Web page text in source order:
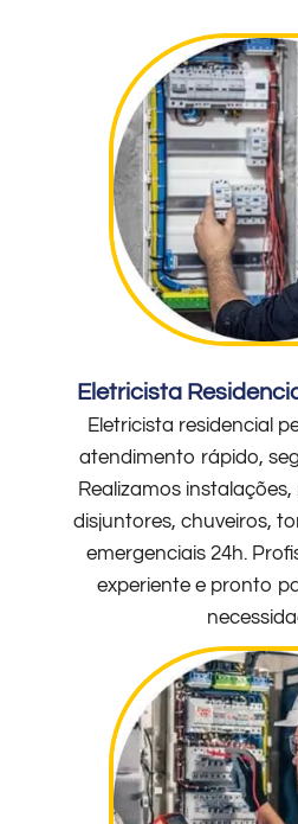
Eletricista
Eletricista residencial
atendimento rápido,
Realizamos
disjuntores, chuveiros,
emergenciais 24h.
experiente e pronto